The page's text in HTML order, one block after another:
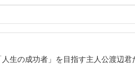
生の成功者」を目指す主人公渡辺君